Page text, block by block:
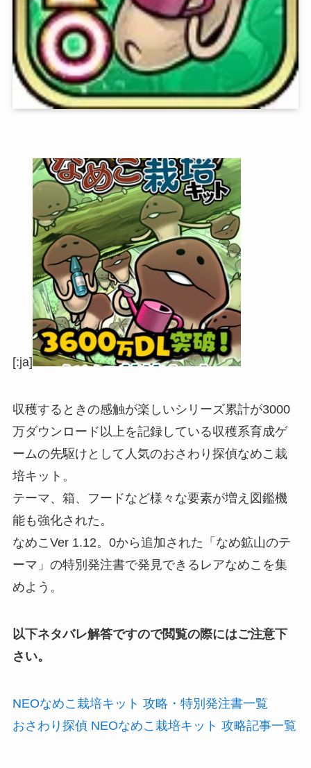
[:ja]
収穫するときの感触が楽しいシリーズ累計が3000
万ダウンロード以上を記録している収穫系育成ゲ
ームの先駆けとして人気のおさわり探偵なめこ栽
培キット。
テーマ、箱、フードなど様々な要素が増え図鑑機
能も強化された。
なめこVer 1.12。0から追加された「なめ鉱山のテ
ーマ」の特別発注書で発見できるレアなめこを集
めよう。
以下ネタバレ解答ですので閲覧の際にはご注意下
さい。
NEOなめこ栽培キット 攻略・特別発注書一覧
おさわり探偵 NEOなめこ栽培キット 攻略記事一覧